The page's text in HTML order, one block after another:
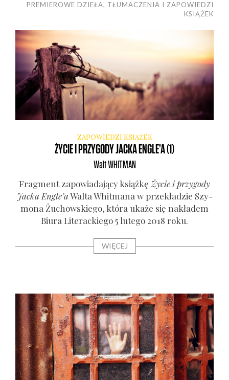
PREMIEROWE DZIEŁA, TŁUMACZENIA I ZAPOWIEDZI
KSIĄŻEK
ZAPOWIEDZI KSIĄŻEK
ŻYCIE I PRZYGODY JACKA ENGLE’A (1)
WaltWHITMAN
Frag­ment zapo­wia­da­ją­cy książ­kę Życie i przy­go­dy
Jac­ka Engle’aWal­ta Whit­ma­na w prze­kła­dzie Szy­
mo­na Żuchow­skie­go, któ­ra uka­że się nakła­dem
Biu­ra Lite­rac­kie­go 5 lute­go 2018 roku.
WIĘCEJ